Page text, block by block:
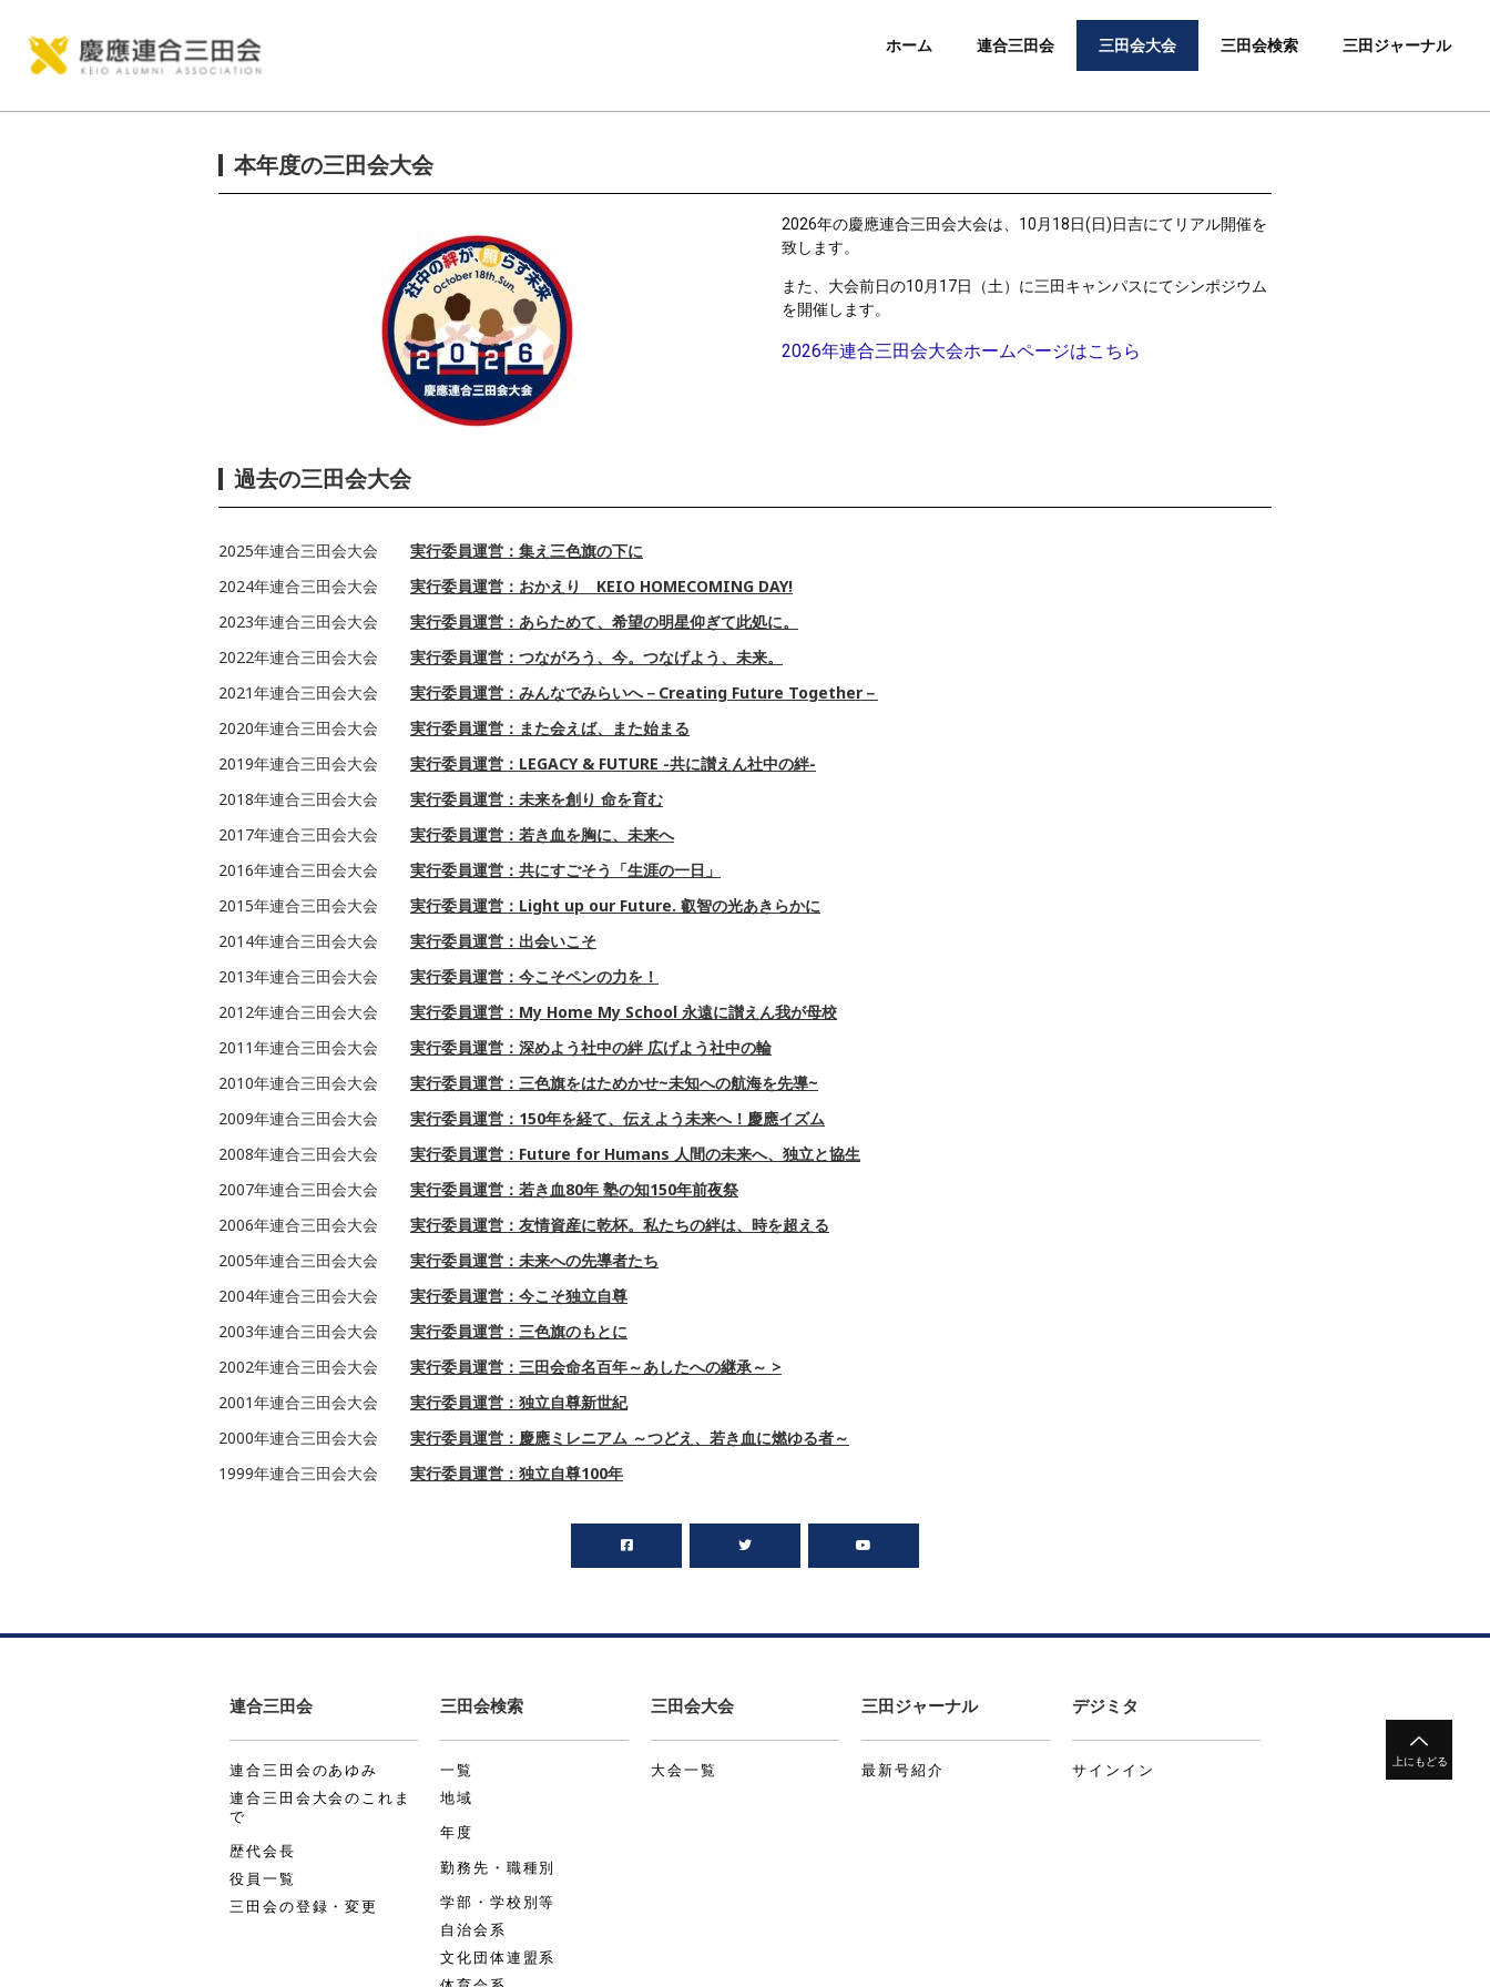
ホーム 連合三田会 三田会大会 三田会検索 三田ジャーナル
本年度の三田会大会
2026年の慶應連合三田会大会は、10月18日(日)日吉にてリアル開催を
致します。
また、大会前日の10月17日（土）に三田キャンパスにてシンポジウム
を開催します。
2026年連合三田会大会ホームページはこちら
過去の三田会大会
2025年連合三田会大会
実行委員運営：集え三色旗の下に
2024年連合三田会大会
実行委員運営：おかえり KEIO HOMECOMING DAY!
2023年連合三田会大会
実行委員運営：あらためて、希望の明星仰ぎて此処に。
2022年連合三田会大会
実行委員運営：つながろう、今。つなげよう、未来。
2021年連合三田会大会
実行委員運営：みんなでみらいへ－Creating Future Together－
2020年連合三田会大会
実行委員運営：また会えば、また始まる
2019年連合三田会大会
実行委員運営：LEGACY & FUTURE -共に讃えん社中の絆-
2018年連合三田会大会
実行委員運営：未来を創り 命を育む
2017年連合三田会大会
実行委員運営：若き血を胸に、未来へ
2016年連合三田会大会
実行委員運営：共にすごそう「生涯の一日」
2015年連合三田会大会
実行委員運営：Light up our Future. 叡智の光あきらかに
2014年連合三田会大会
実行委員運営：出会いこそ
2013年連合三田会大会
実行委員運営：今こそペンの力を！
2012年連合三田会大会
実行委員運営：My Home My School 永遠に讃えん我が母校
2011年連合三田会大会
実行委員運営：深めよう社中の絆 広げよう社中の輪
2010年連合三田会大会
実行委員運営：三色旗をはためかせ~未知への航海を先導~
2009年連合三田会大会
実行委員運営：150年を経て、伝えよう未来へ！慶應イズム
2008年連合三田会大会
実行委員運営：Future for Humans 人間の未来へ、独立と協生
2007年連合三田会大会
実行委員運営：若き血80年 塾の知150年前夜祭
2006年連合三田会大会
実行委員運営：友情資産に乾杯。私たちの絆は、時を超える
2005年連合三田会大会
実行委員運営：未来への先導者たち
2004年連合三田会大会
実行委員運営：今こそ独立自尊
2003年連合三田会大会
実行委員運営：三色旗のもとに
2002年連合三田会大会
実行委員運営：三田会命名百年～あしたへの継承～ >
2001年連合三田会大会
実行委員運営：独立自尊新世紀
2000年連合三田会大会
実行委員運営：慶應ミレニアム ～つどえ、若き血に燃ゆる者～
1999年連合三田会大会
実行委員運営：独立自尊100年
連合三田会
連合三田会のあゆみ
連合三田会大会のこれま
で
歴代会長
役員一覧
三田会の登録・変更
三田会検索
一覧
地域
年度
勤務先・職種別
学部・学校別等
自治会系
文化団体連盟系
三田会大会
大会一覧
三田ジャーナル
最新号紹介
デジミタ
サインイン